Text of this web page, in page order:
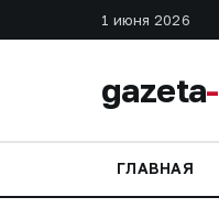
1 июня 2026
gazeta-
ГЛАВНАЯ